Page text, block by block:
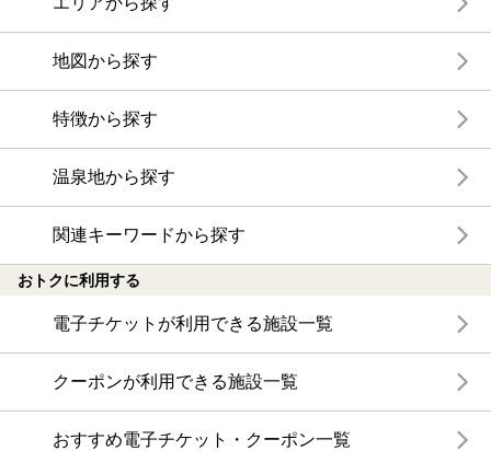
地図から探す
特徴から探す
温泉地から探す
関連キーワードから探す
おトクに利用する
電子チケットが利用できる施設一覧
クーポンが利用できる施設一覧
おすすめ電子チケット・クーポン一覧